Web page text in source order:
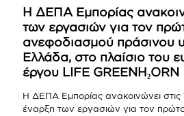
Η ΔΕΠΑ Εμπορίας
των εργασιών για τον
ανεφοδιασμού πράσινου
Ελλάδα, στο πλαίσιο του
έργου LIFE GREENH₂ORN
Η ΔΕΠΑ Εμπορίας ανακοινώνει στις
έναρξη των εργασιών για τον